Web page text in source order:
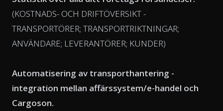
(KOSTNADS- OCH DRIFTÖVERSIKT -
TRANSPORTÖRER; TRANSPORTRIKTNINGAR;
ANVÄNDARE; LEVERANTÖRER; KUNDER)
Automatisering av transporthantering -
integration mellan affärssystem/e-handel och
Cargoson.